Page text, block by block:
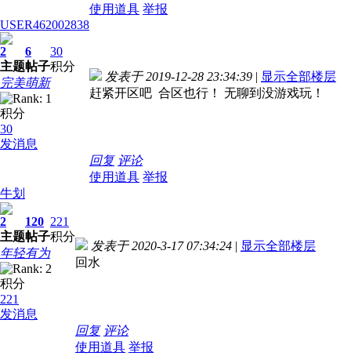
使用道具 举报
USER462002838
2
主题
6
帖子
30
积分
完美萌新
积分
30
发消息
发表于 2019-12-28 23:34:39 | 显示全部楼层
赶紧开区吧 合区也行！ 无聊到没游戏玩！
回复 评论
使用道具 举报
牛划
2
主题
120
帖子
221
积分
年轻有为
积分
221
发消息
发表于 2020-3-17 07:34:24 | 显示全部楼层
回水
回复 评论
使用道具 举报